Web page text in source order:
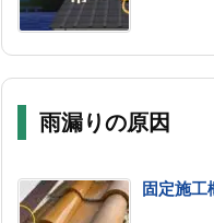
雨漏りの原因
固定施工